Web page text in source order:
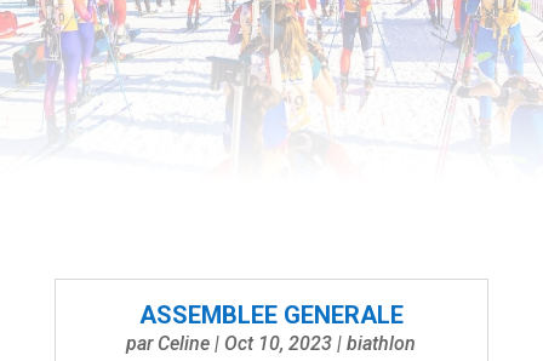
ASSEMBLEE GENERALE
par Celine | Oct 10, 2023 |biathlon